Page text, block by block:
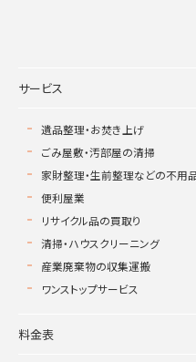
サービス
遺品整理・お焚き上げ
ごみ屋敷・汚部屋の清掃
家財整理・生前整理などの不用
便利屋業
リサイクル品の買取り
清掃・ハウスクリーニング
産業廃棄物の収集運搬
ワンストップサービス
料金表